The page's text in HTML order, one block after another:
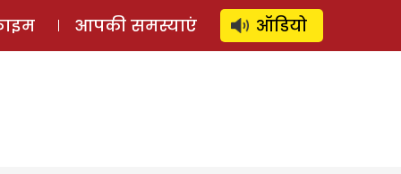
लॉग इन ⚲ SUBSCRIBE
आपकी समस्याएं ऑडियो